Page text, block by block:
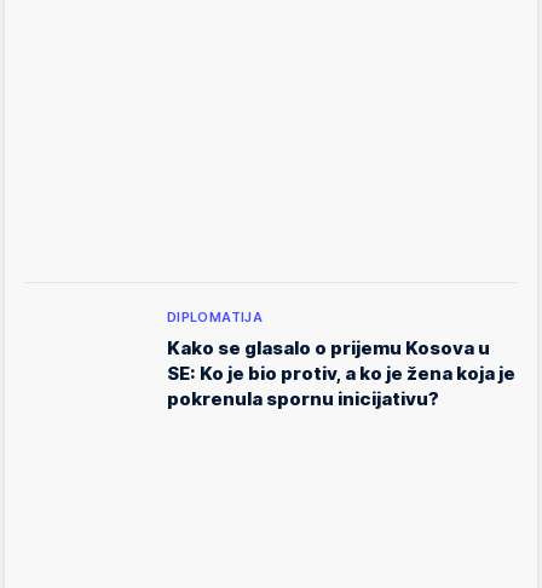
DIPLOMATIJA
Kako se glasalo o prijemu Kosova u
SE: Ko je bio protiv, a ko je žena koja je
pokrenula spornu inicijativu?